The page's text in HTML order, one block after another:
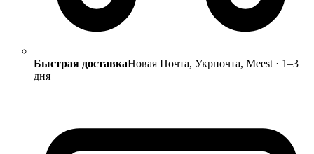
Быстрая доставкаНовая Почта, Укрпочта, Meest · 1–3
дня